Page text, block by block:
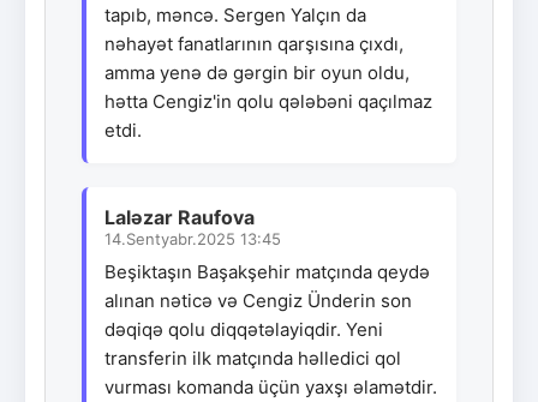
tapıb, məncə. Sergen Yalçın da
nəhayət fanatlarının qarşısına çıxdı,
amma yenə də gərgin bir oyun oldu,
hətta Cengiz'in qolu qələbəni qaçılmaz
etdi.
Laləzar Raufova
14.Sentyabr.2025 13:45
Beşiktaşın Başakşehir matçında qeydə
alınan nəticə və Cengiz Ünderin son
dəqiqə qolu diqqətəlayiqdir. Yeni
transferin ilk matçında həlledici qol
vurması komanda üçün yaxşı əlamətdir.